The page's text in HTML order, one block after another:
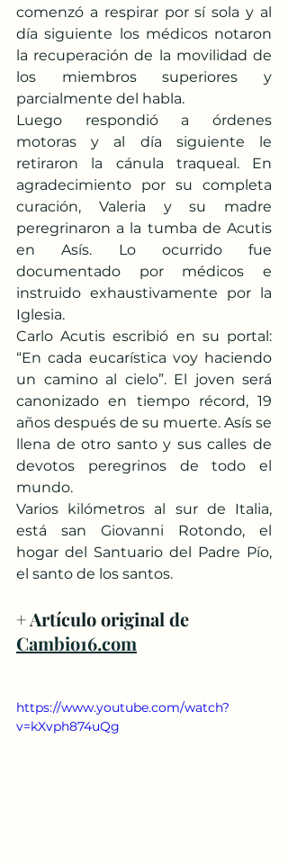
comenzó a respirar por sí sola y al
día siguiente los médicos notaron
la recuperación de la movilidad de
los miembros superiores y
parcialmente del habla.
Luego respondió a órdenes
motoras y al día siguiente le
retiraron la cánula traqueal. En
agradecimiento por su completa
curación, Valeria y su madre
peregrinaron a la tumba de Acutis
en Asís. Lo ocurrido fue
documentado por médicos e
instruido exhaustivamente por la
Iglesia.
Carlo Acutis escribió en su portal:
“En cada eucarística voy haciendo
un camino al cielo”. El joven será
canonizado en tiempo récord, 19
años después de su muerte. Asís se
llena de otro santo y sus calles de
devotos peregrinos de todo el
mundo.
Varios kilómetros al sur de Italia,
está san Giovanni Rotondo, el
hogar del Santuario del Padre Pío,
el santo de los santos.
+ Artículo original de
Cambio16.com
https://www.youtube.com/watch?
v=kXvph874uQg